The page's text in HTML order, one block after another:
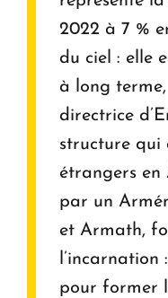
2022 à 7 %
du ciel : elle
à long
directrice
structure qui
étrangers en
par un
et Armath,
pour former